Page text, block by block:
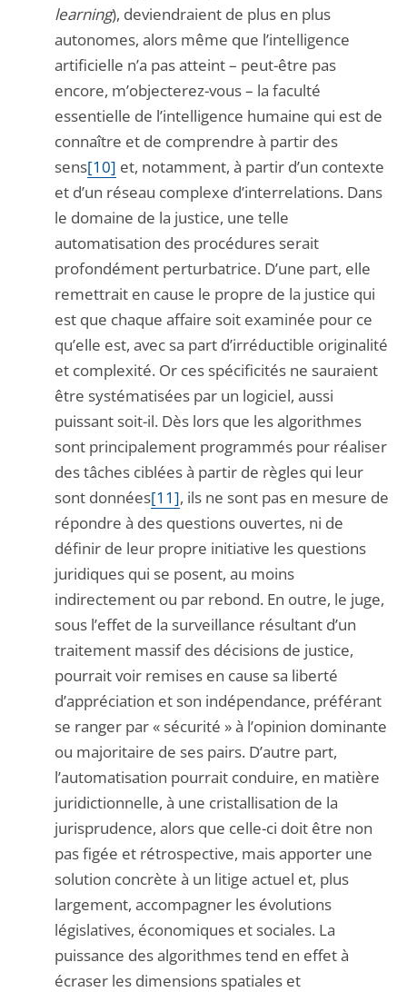
learning), deviendraient de plus en plus
autonomes, alors même que l’intelligence
artificielle n’a pas atteint – peut-être pas
encore, m’objecterez-vous – la faculté
essentielle de l’intelligence humaine qui est de
connaître et de comprendre à partir des
sens[10] et, notamment, à partir d’un contexte
et d’un réseau complexe d’interrelations. Dans
le domaine de la justice, une telle
automatisation des procédures serait
profondément perturbatrice. D’une part, elle
remettrait en cause le propre de la justice qui
est que chaque affaire soit examinée pour ce
qu’elle est, avec sa part d’irréductible originalité
et complexité. Or ces spécificités ne sauraient
être systématisées par un logiciel, aussi
puissant soit-il. Dès lors que les algorithmes
sont principalement programmés pour réaliser
des tâches ciblées à partir de règles qui leur
sont données[11], ils ne sont pas en mesure de
répondre à des questions ouvertes, ni de
définir de leur propre initiative les questions
juridiques qui se posent, au moins
indirectement ou par rebond. En outre, le juge,
sous l’effet de la surveillance résultant d’un
traitement massif des décisions de justice,
pourrait voir remises en cause sa liberté
d’appréciation et son indépendance, préférant
se ranger par « sécurité » à l’opinion dominante
ou majoritaire de ses pairs. D’autre part,
l’automatisation pourrait conduire, en matière
juridictionnelle, à une cristallisation de la
jurisprudence, alors que celle-ci doit être non
pas figée et rétrospective, mais apporter une
solution concrète à un litige actuel et, plus
largement, accompagner les évolutions
législatives, économiques et sociales. La
puissance des algorithmes tend en effet à
écraser les dimensions spatiales et